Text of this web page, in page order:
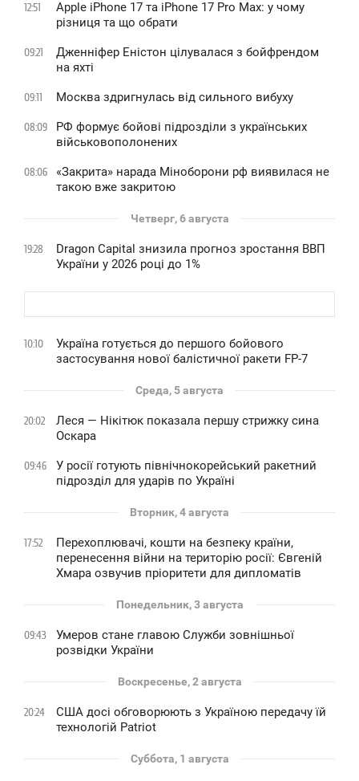
12:51
Apple iPhone 17 та iPhone 17 Pro Max: у чому
різниця та що обрати
09:21
Дженніфер Еністон цілувалася з бойфрендом
на яхті
09:11 Москва здригнулась від сильного вибуху
08:09
РФ формує бойові підрозділи з українських
військовополонених
08:06
«Закрита» нарада Міноборони рф виявилася не
такою вже закритою
Четверг, 6 августа
19:28
Dragon Capital знизила прогноз зростання ВВП
України у 2026 році до 1%
10:10
Україна готується до першого бойового
застосування нової балістичної ракети FP-7
Среда, 5 августа
20:02
Леся — Нікітюк показала першу стрижку сина
Оскара
09:46
У росії готують північнокорейський ракетний
підрозділ для ударів по Україні
Вторник, 4 августа
17:52
Перехоплювачі, кошти на безпеку країни,
перенесення війни на територію росії: Євгеній
Хмара озвучив пріоритети для дипломатів
Понедельник, 3 августа
09:43
Умеров стане главою Служби зовнішньої
розвідки України
Воскресенье, 2 августа
20:24
США досі обговорюють з Україною передачу їй
технологій Patriot
Суббота, 1 августа